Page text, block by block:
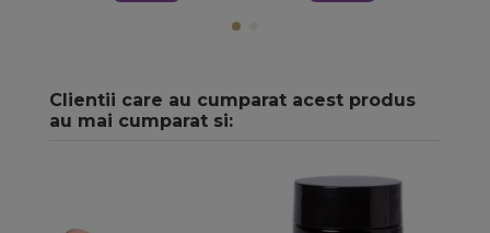
Clientii care au cumparat acest produs
au mai cumparat si: